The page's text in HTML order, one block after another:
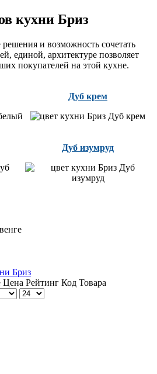
кухни Бриз
и возможность сочетать
единой, архитектуре позволяет
покупателей на этой кухне.
Дуб крем
Дуб изумруд
Бриз
Цена Рейтинг Код Товара